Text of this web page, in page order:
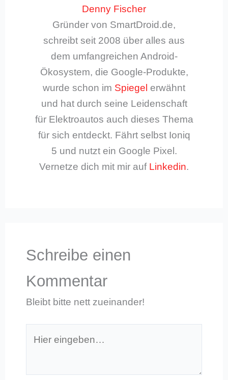
Denny Fischer
Gründer von SmartDroid.de,
schreibt seit 2008 über alles aus
dem umfangreichen Android-
Ökosystem, die Google-Produkte,
wurde schon im Spiegel erwähnt
und hat durch seine Leidenschaft
für Elektroautos auch dieses Thema
für sich entdeckt. Fährt selbst Ioniq
5 und nutzt ein Google Pixel.
Vernetze dich mit mir auf Linkedin.
Schreibe einen
Kommentar
Bleibt bitte nett zueinander!
eingeben…